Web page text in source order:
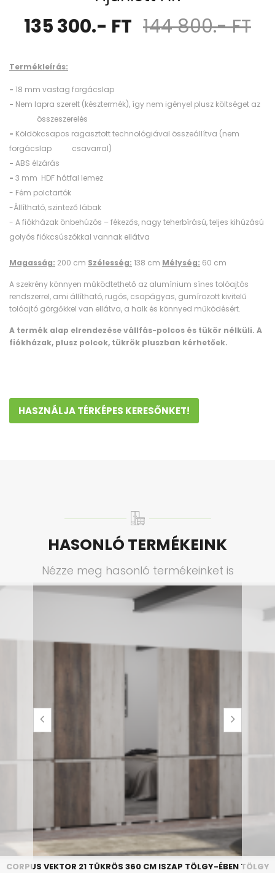
135 300.- FT 144 800.- FT
Termékleírás:
- 18 mm vastag forgácslap
- Nem lapra szerelt (késztermék), így nem igényel plusz költséget az
összeszerelés
- Köldökcsapos ragasztott technológiával összeállítva (nem
forgácslap csavarral)
- ABS élzárás
- 3 mm HDF hátfal lemez
- Fém polctartók
-Állítható, szintező lábak
- A fiókházak önbehúzós – fékezős, nagy teherbírású, teljes kihúzású
golyós fiókcsúszókkal vannak ellátva
Magasság: 200 cm Szélesség: 138 cm Mélység: 60 cm
A szekrény könnyen működtethető az alumínium sínes tolóajtós
rendszerrel, ami állítható, rugós, csapágyas, gumírozott kivitelű
tolóajtó görgőkkel van ellátva, a halk és könnyed működésért.
A termék alap elrendezése vállfás-polcos és tükör nélküli. A
fiókházak, plusz polcok, tükrök pluszban kérhetőek.
HASZNÁLJA TÉRKÉPES KERESŐNKET!
HASONLÓ TERMÉKEINK
Nézze meg hasonló termékeinket is
CORPUS VEKTOR 21 TÜKRÖS 360 CM ISZAP TÖLGY-ÉBEN TÖLGY